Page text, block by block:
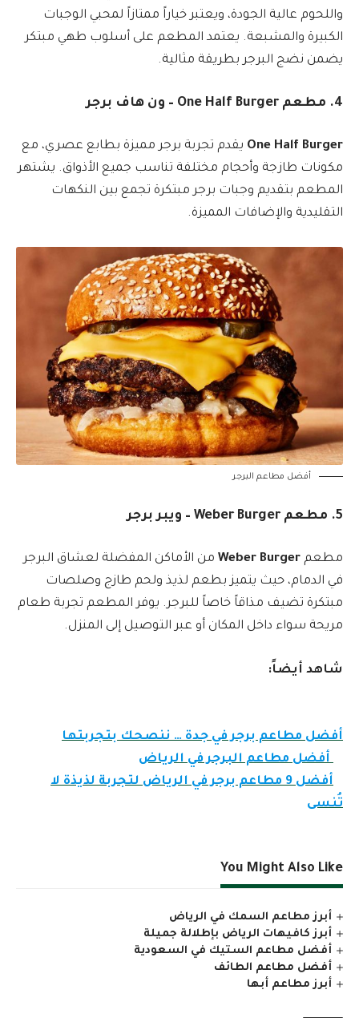
واللحوم عالية الجودة، ويعتبر خياراً ممتازاً لمحبي الوجبات
الكبيرة والمشبعة. يعتمد المطعم على أسلوب طهي مبتكر
يضمن نضج البرجر بطريقة مثالية.
4. مطعم One Half Burger – ون هاف برجر
One Half Burger يقدم تجربة برجر مميزة بطابع عصري، مع
مكونات طازجة وأحجام مختلفة تناسب جميع الأذواق. يشتهر
المطعم بتقديم وجبات برجر مبتكرة تجمع بين النكهات
التقليدية والإضافات المميزة.
أفضل مطاعم البرجر
5. مطعم Weber Burger – ويبر برجر
مطعم Weber Burger من الأماكن المفضلة لعشاق البرجر
في الدمام، حيث يتميز بطعم لذيذ ولحم طازج وصلصات
مبتكرة تضيف مذاقاً خاصاً للبرجر. يوفر المطعم تجربة طعام
مريحة سواء داخل المكان أو عبر التوصيل إلى المنزل.
شاهد أيضاً:
أفضل مطاعم برجر في جدة … ننصحك بتجربتها
أفضل مطاعم البرجر في الرياض
أفضل 9 مطاعم برجر في الرياض لتجربة لذيذة لا
تُنسى
You Might Also Like
أبرز مطاعم السمك في الرياض
أبرز كافيهات الرياض بإطلالة جميلة
أفضل مطاعم الستيك في السعودية
أفضل مطاعم الطائف
أبرز مطاعم أبها